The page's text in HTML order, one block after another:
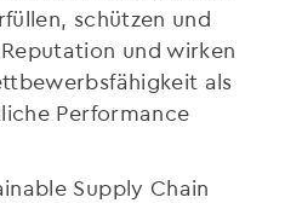
schützen und
und wirken
als
Performance
Supply Chain